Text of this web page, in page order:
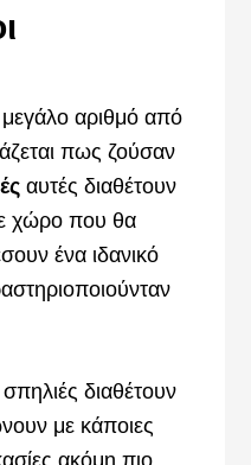
μεγάλο αριθμό από
πως ζούσαν
αυτές διαθέτουν
χώρο που θα
ένα ιδανικό
διαθέτουν
με κάποιες
ακόμη πιο